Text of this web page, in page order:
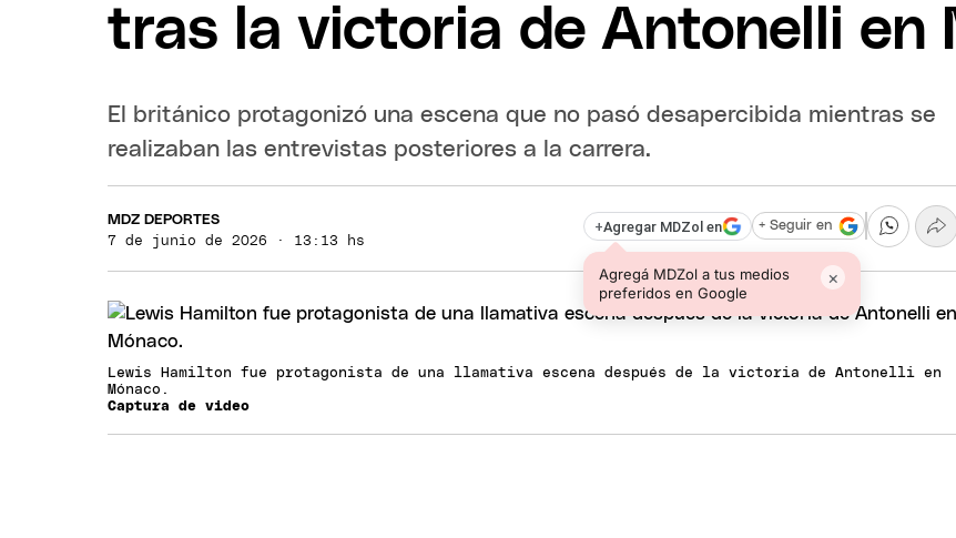
tras la victoria de Antonelli en
El británico protagonizó una escena que no pasó desapercibida mientras se
realizaban las entrevistas posteriores a la carrera.
MDZ DEPORTES
7 de junio de 2026 · 13:13 hs
+Agregar MDZol en
Agregá MDZol a tus medios
preferidos en Google
×
+ Seguir en
Lewis Hamilton fue protagonista de una llamativa escena después de la victoria de Antonelli en
Mónaco.
Captura de video